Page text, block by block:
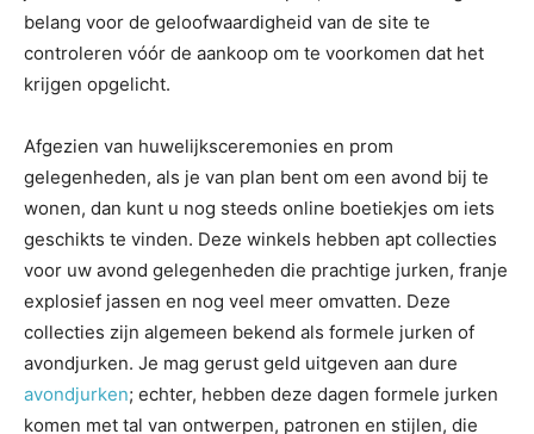
belang voor de geloofwaardigheid van de site te
controleren vóór de aankoop om te voorkomen dat het
krijgen opgelicht.
Afgezien van huwelijksceremonies en prom
gelegenheden, als je van plan bent om een avond bij te
wonen, dan kunt u nog steeds online boetiekjes om iets
geschikts te vinden. Deze winkels hebben apt collecties
voor uw avond gelegenheden die prachtige jurken, franje
explosief jassen en nog veel meer omvatten. Deze
collecties zijn algemeen bekend als formele jurken of
avondjurken. Je mag gerust geld uitgeven aan dure
avondjurken; echter, hebben deze dagen formele jurken
komen met tal van ontwerpen, patronen en stijlen, die